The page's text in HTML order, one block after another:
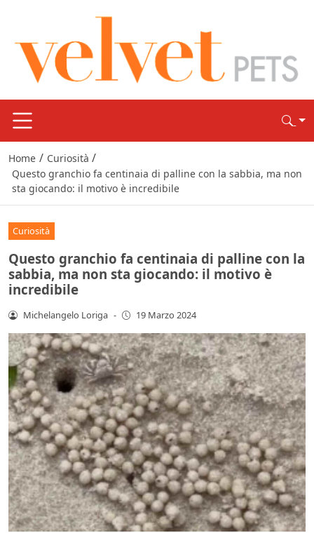
Home / Curiosità /
Questo granchio fa centinaia di palline con la sabbia, ma non
sta giocando: il motivo è incredibile
Curiosità
Questo granchio fa centinaia di palline con la
sabbia, ma non sta giocando: il motivo è
incredibile
Michelangelo Loriga - 19 Marzo 2024